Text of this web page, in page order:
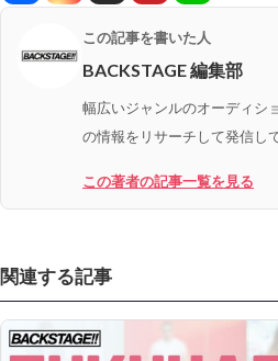
この記事を書いた人
BACKSTAGE 編集部
幅広いジャンルのオーディシ
の情報をリサーチして発信し
この著者の記事一覧を見る
関連する記事